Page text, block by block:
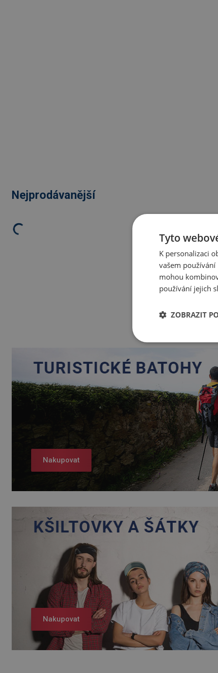
Nejprodávanější
Nakupovat
Nakupovat
Tyto
K personalizaci
vašem
mohou
používání jejich
ZOBRAZIT